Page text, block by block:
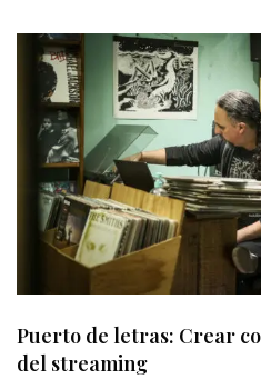
Puerto de letras: Crear
del streaming